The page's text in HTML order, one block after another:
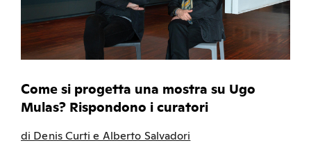
Come si progetta una mostra su Ugo
Mulas? Rispondono i curatori
di Denis Curti e Alberto Salvadori